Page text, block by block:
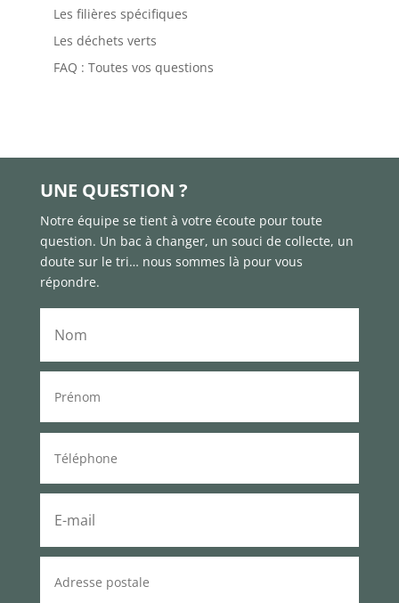
Les filières spécifiques
Les déchets verts
FAQ : Toutes vos questions
UNE QUESTION ?
Notre équipe se tient à votre écoute pour toute
question. Un bac à changer, un souci de collecte, un
doute sur le tri… nous sommes là pour vous
répondre.